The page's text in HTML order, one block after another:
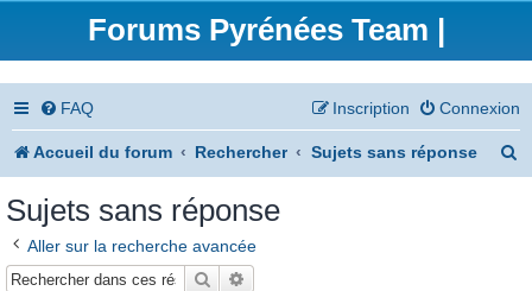
Forums Pyrénées Team |
FAQ Connexion
Inscription
Accueil du forum Rechercher Sujets sans réponse
Sujets sans réponse
Aller sur la recherche avancée
Rechercher